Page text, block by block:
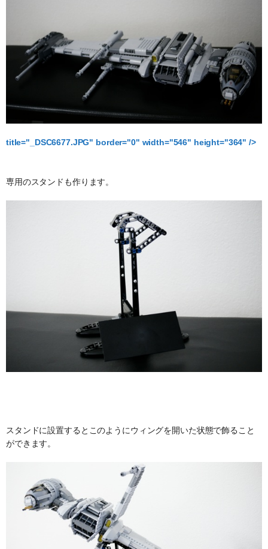
title="_DSC6677.JPG" border="0" width="546" height="364" />
専用のスタンドも作ります。
スタンドに設置するとこのようにウィングを開いた状態で飾ること
ができます。